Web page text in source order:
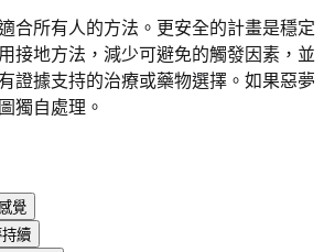
合所有人的方法。更安全的計畫是穩定
接地方法，減少可避免的觸發因素，並
證據支持的治療或藥物選擇。如果惡夢
獨自處理。
覺
續